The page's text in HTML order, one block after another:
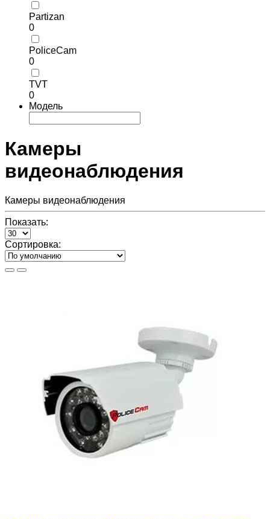
Partizan
0
PoliceCam
0
TVT
0
Модель
Камеры
видеонаблюдения
Камеры видеонаблюдения
Показать:
Сортировка: